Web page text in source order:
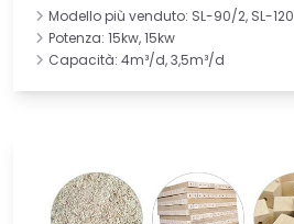
Modello più venduto: SL-90/2, SL-120
Potenza: 15kw, 15kw
Capacità: 4m³/d, 3,5m³/d